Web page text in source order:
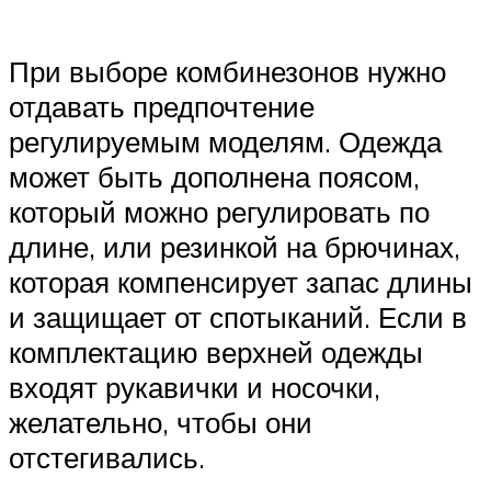
При выборе комбинезонов нужно
отдавать предпочтение
регулируемым моделям. Одежда
может быть дополнена поясом,
который можно регулировать по
длине, или резинкой на брючинах,
которая компенсирует запас длины
и защищает от спотыканий. Если в
комплектацию верхней одежды
входят рукавички и носочки,
желательно, чтобы они
отстегивались.